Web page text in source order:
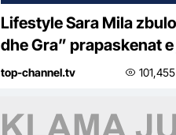
Lifestyle Sara Mila zbulon në “Goca
dhe Gra” prapaskenat
politike: Teatër jo i
top-channel.tv 101,455